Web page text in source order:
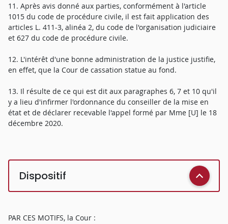
11. Après avis donné aux parties, conformément à l'article
1015 du code de procédure civile, il est fait application des
articles L. 411-3, alinéa 2, du code de l'organisation judiciaire
et 627 du code de procédure civile.
12. L'intérêt d'une bonne administration de la justice justifie,
en effet, que la Cour de cassation statue au fond.
13. Il résulte de ce qui est dit aux paragraphes 6, 7 et 10 qu'il
y a lieu d'infirmer l'ordonnance du conseiller de la mise en
état et de déclarer recevable l'appel formé par Mme [U] le 18
décembre 2020.
Dispositif
PAR CES MOTIFS, la Cour :